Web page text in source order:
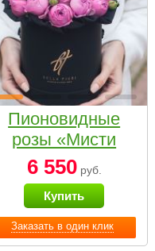
Заказать в один клик
Пионовидные
розы «Мисти
бабблс» в
черной коробке
Small
6 550руб.
Купить